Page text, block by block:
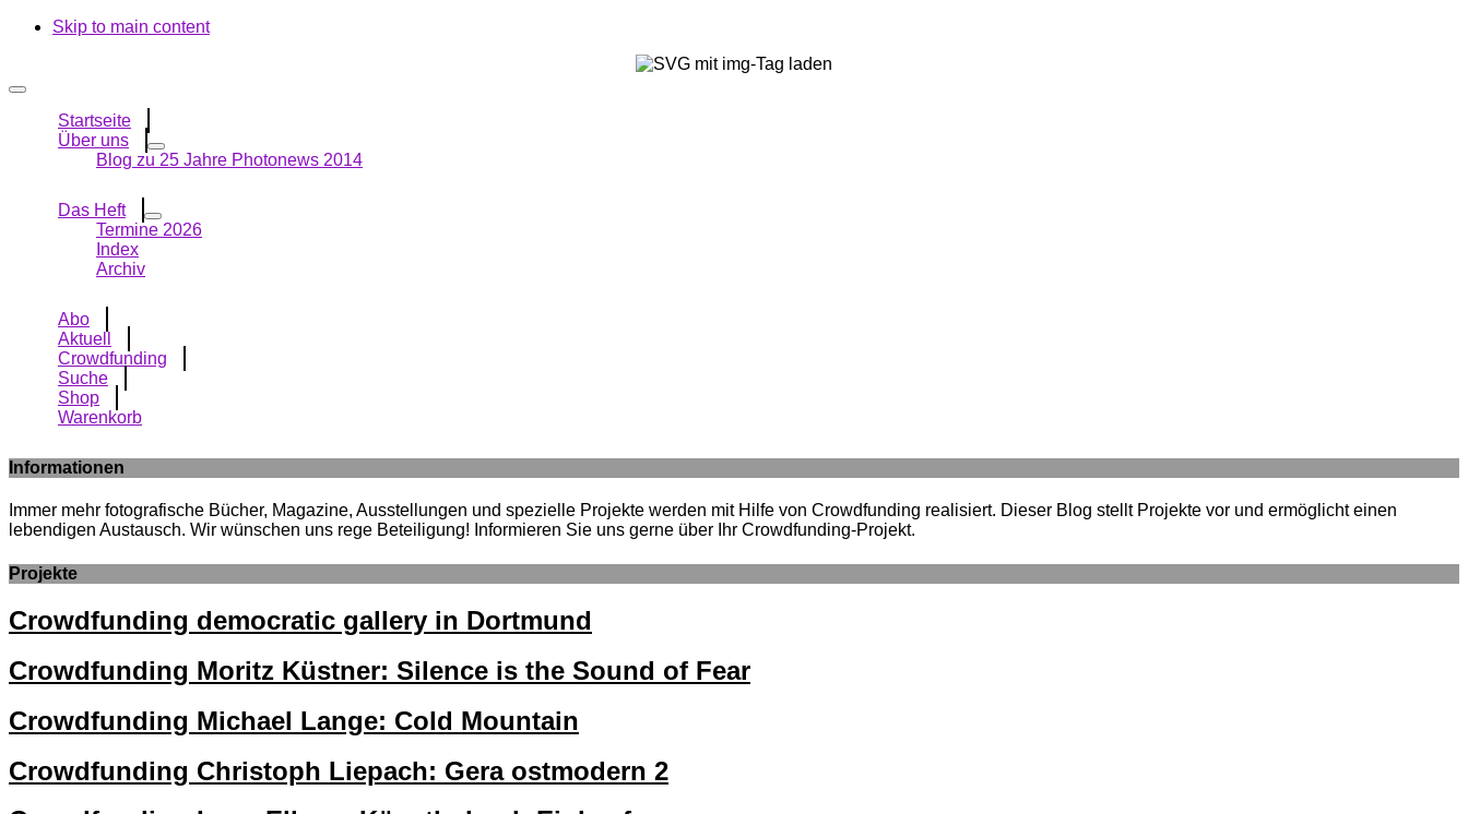
Skip to main content
Startseite
Über uns
Blog zu 25 Jahre Photonews 2014
Das Heft
Termine 2026
Index
Archiv
Abo
Aktuell
Crowdfunding
Suche
Shop
Warenkorb
Informationen
Immer mehr fotografische Bücher, Magazine, Ausstellungen und spezielle Projekte werden mit Hilfe von Crowdfunding realisiert. Dieser Blog stellt Projekte vor und ermöglicht einen
lebendigen Austausch. Wir wünschen uns rege Beteiligung! Informieren Sie uns gerne über Ihr Crowdfunding-Projekt.
Projekte
Crowdfunding democratic gallery in Dortmund
Crowdfunding Moritz Küstner: Silence is the Sound of Fear
Crowdfunding Michael Lange: Cold Mountain
Crowdfunding Christoph Liepach: Gera ostmodern 2